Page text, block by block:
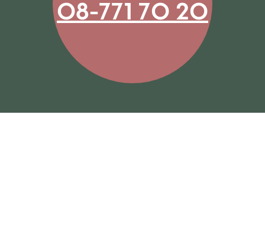
08-771 70 20